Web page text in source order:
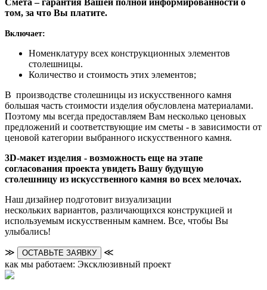
том, за что Вы платите.
Включает:
Номенклатуру всех конструкционных элементов
столешницы.
Количество и стоимость этих элементов;
В производстве столешницы из искусственного камня
большая часть стоимости изделия обусловлена материалами.
Поэтому мы всегда предоставляем Вам несколько ценовых
предложений и соответствующие им сметы - в зависимости от
ценовой категории выбранного искусственного камня.
3D-макет изделия - возможность еще на этапе
согласования проекта увидеть Вашу будущую
столешницу из искусственного камня во всех мелочах.
Наш дизайнер подготовит визуализации
нескольких вариантов, различающихся конструкцией и
используемым искусственным камнем. Все, чтобы Вы
улыбались!
≫ ОСТАВЬТЕ ЗАЯВКУ
≪
как мы работаем: Эксклюзивный проект